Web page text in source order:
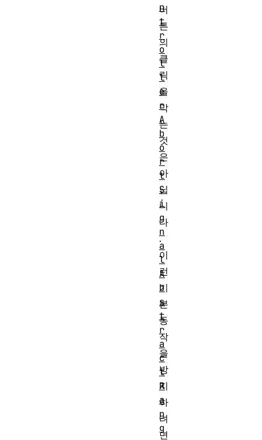
버
튼
의
클
릭
을
막
는
것
은
아
닙
니
다
.
이
런
기
본
동
작
을
방
지
하
려
면
n
t
r
o
l
l
e
r
A
b
o
r
t
S
i
g
n
a
l
A
b
s
t
r
a
c
t
R
a
n
g